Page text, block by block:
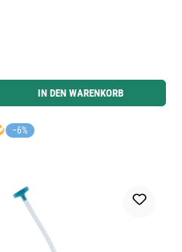
−6%
benutze die Schaltflächen um die Anzahl zu
IN DEN WARENKORB